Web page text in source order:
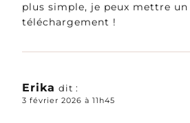
plus simple, je peux mettre
téléchargement !
Erika dit :
3 février 2026 à 11h45